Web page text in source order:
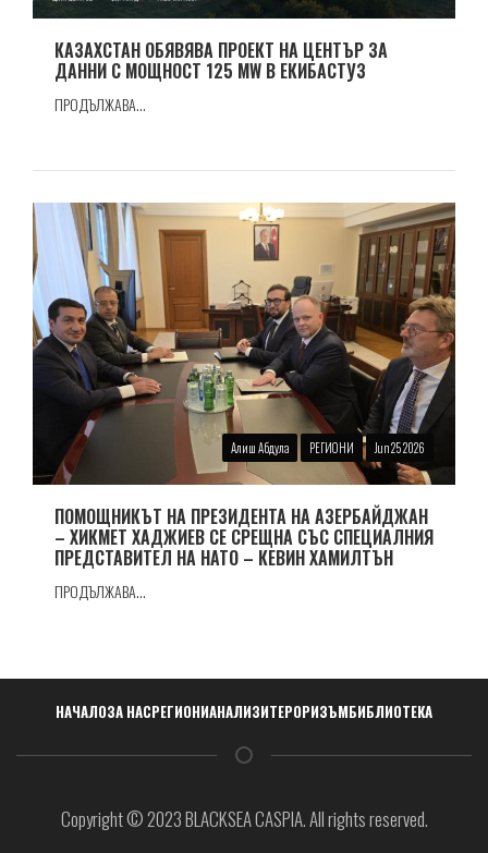
КАЗАХСТАН ОБЯВЯВА ПРОЕКТ НА ЦЕНТЪР ЗА
ДАННИ С МОЩНОСТ 125 MW В ЕКИБАСТУЗ
ПРОДЪЛЖАВА...
Алиш Абдула РЕГИОНИ Jun 25 2026
ПОМОЩНИКЪТ НА ПРЕЗИДЕНТА НА АЗЕРБАЙДЖАН
– ХИКМЕТ ХАДЖИЕВ СЕ СРЕЩНА СЪС СПЕЦИАЛНИЯ
ПРЕДСТАВИТЕЛ НА НАТО – КЕВИН ХАМИЛТЪН
ПРОДЪЛЖАВА...
Навигация
НАЧАЛОЗА НАСРЕГИОНИАНАЛИЗИТЕРОРИЗЪМБИБЛИОТЕКА
Copyright © 2023 BLACKSEA CASPIA. All rights reserved.